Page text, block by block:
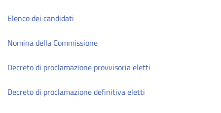
Elenco dei candidati
Nomina della Commissione
Decreto di proclamazione provvisoria eletti
Decreto di proclamazione definitiva eletti